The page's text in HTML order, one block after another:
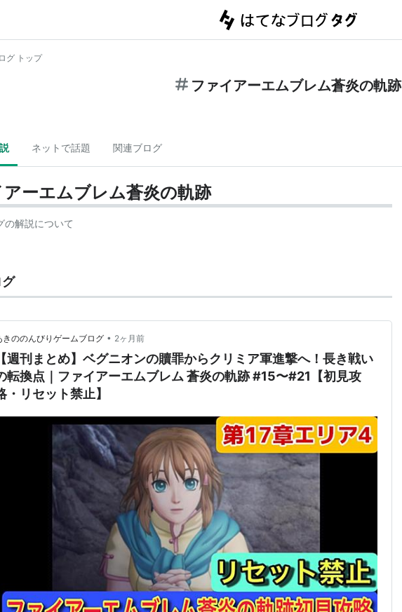
グ トップ
ファイアーエムブレム蒼炎の軌跡
ネットで話題 関連ブログ
ーエムブレム蒼炎の軌跡
の解説について
きののんびりゲームブログ • 2ヶ月前
【週刊まとめ】ベグニオンの贖罪からクリミア軍進撃へ！長き戦い
転換点｜ファイアーエムブレム 蒼炎の軌跡 #15〜#21【初見攻
・リセット禁止】